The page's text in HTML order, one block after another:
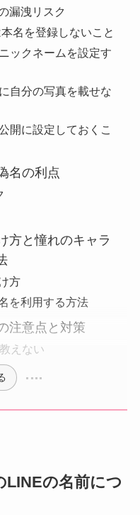
漏洩リスク
名を登録しないこと
ックネームを設定す
自分の写真を載せな
開に設定しておくこ
名の利点
方と憧れのキャラ
方
を利用する方法
注意点と対策
えない
LINEの名前につ